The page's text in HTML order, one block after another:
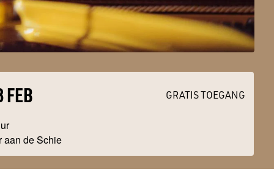
FEB GRATIS TOEGANG
aan de Schie